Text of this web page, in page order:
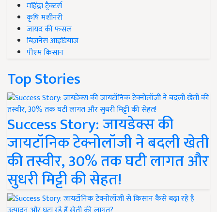
महिंद्रा ट्रैक्टर्स
कृषि मशीनरी
जायद की फसल
बिज़नेस आइडियाज
पीएम किसान
Top Stories
Success Story: जायडेक्स की
जायटॉनिक टेक्नोलॉजी ने बदली खेती
की तस्वीर, 30% तक घटी लागत और
सुधरी मिट्टी की सेहत!